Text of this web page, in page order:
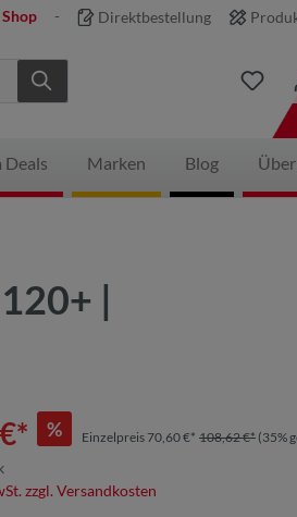
Direktbestellung
Deals Marken Blog
|
% Einzelpreis 70,60 €* 108,62 €* (35%
zzgl. Versandkosten